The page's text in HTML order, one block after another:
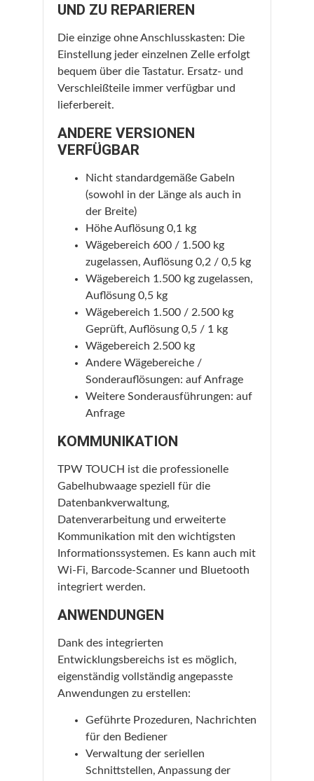
UND ZU REPARIEREN
Die einzige ohne Anschlusskasten: Die
Einstellung jeder einzelnen Zelle erfolgt
bequem über die Tastatur. Ersatz- und
Verschleißteile immer verfügbar und
lieferbereit.
ANDERE VERSIONEN
VERFÜGBAR
Nicht standardgemäße Gabeln
(sowohl in der Länge als auch in
der Breite)
Höhe Auflösung 0,1 kg
Wägebereich 600 / 1.500 kg
zugelassen, Auflösung 0,2 / 0,5 kg
Wägebereich 1.500 kg zugelassen,
Auflösung 0,5 kg
Wägebereich 1.500 / 2.500 kg
Geprüft, Auflösung 0,5 / 1 kg
Wägebereich 2.500 kg
Andere Wägebereiche /
Sonderauflösungen: auf Anfrage
Weitere Sonderausführungen: auf
Anfrage
KOMMUNIKATION
TPW TOUCH ist die professionelle
Gabelhubwaage speziell für die
Datenbankverwaltung,
Datenverarbeitung und erweiterte
Kommunikation mit den wichtigsten
Informationssystemen. Es kann auch mit
Wi-Fi, Barcode-Scanner und Bluetooth
integriert werden.
ANWENDUNGEN
Dank des integrierten
Entwicklungsbereichs ist es möglich,
eigenständig vollständig angepasste
Anwendungen zu erstellen:
Geführte Prozeduren, Nachrichten
für den Bediener
Verwaltung der seriellen
Schnittstellen, Anpassung der